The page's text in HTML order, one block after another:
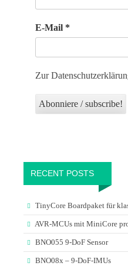
E-Mail *
Zur
RECENT POSTS
TinyCore Boardpaket für
AVR-MCUs mit MiniCore
BNO055 9-DoF Sensor
BNO08x – 9-DoF-IMUs